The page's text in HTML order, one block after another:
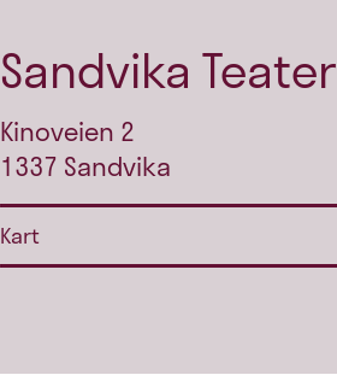
Sandvika Teater
Kinoveien 2
1337 Sandvika
Kart